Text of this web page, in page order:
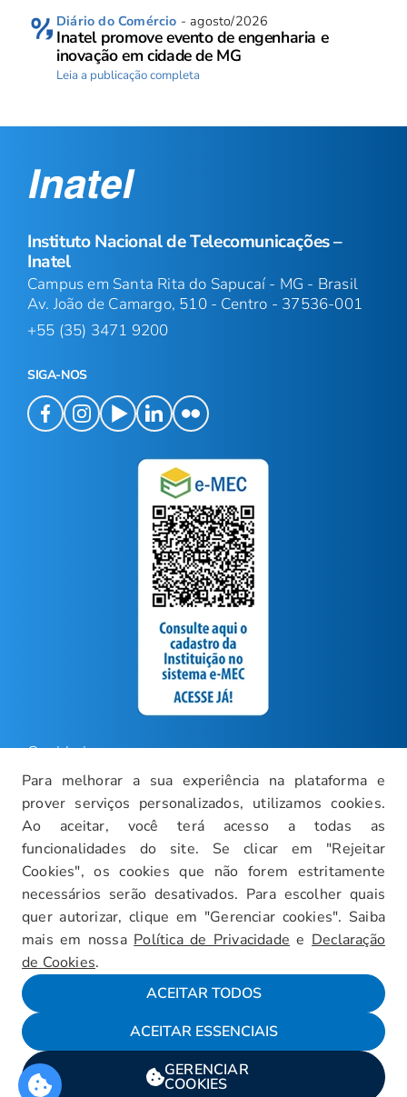
Para melhorar a sua experiência na plataforma e
prover serviços personalizados, utilizamos cookies.
Ao aceitar, você terá acesso a todas as
funcionalidades do site. Se clicar em "Rejeitar
Cookies", os cookies que não forem estritamente
necessários serão desativados. Para escolher quais
quer autorizar, clique em "Gerenciar cookies". Saiba
mais em nossa Política de Privacidade e Declaração
de Cookies.
ACEITAR TODOS
ACEITAR ESSENCIAIS
GERENCIAR
COOKIES
Diário do Comércio - agosto/2026
Inatel promove evento de engenharia e
inovação em cidade de MG
Leia a publicação completa
Instituto Nacional de Telecomunicações –
Inatel
Campus em Santa Rita do Sapucaí - MG - Brasil
Av. João de Camargo, 510 - Centro - 37536-001
+55 (35) 3471 9200
SIGA-NOS
Ouvidoria
Carreiras
Intranet
Política de Privacidade
Documentos Institucionais
Faça um Tour Virtual
Blog
Mapa do Site
Fale conosco
Encarregado da LGPD